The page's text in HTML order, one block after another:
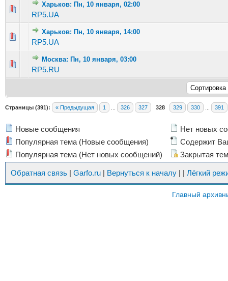
Харьков: Пн, 10 января, 02:00
RP5.UA
Голосов: 6 - Средняя оценка: 2.5 из 5
12 34 5
Харьков: Пн, 10 января, 14:00
RP5.UA
Голосов: 5 - Средняя оценка: 2.8 из 5
12 34 5
Москва: Пн, 10 января, 03:00
RP5.RU
Голосов: 2 - Средняя оценка: 2.5 из 5
1 23 45
Страницы (391): « Предыдущая 1 326 327 328 329 330 391
Новые сообщения
Популярная тема (Новые сообщения)
Популярная тема (Нет новых сообщений)
Нет новых
Содержит
Закрытая
Обратная связь | Garfo.ru | Вернуться к началу | | Лёгкий
Главный